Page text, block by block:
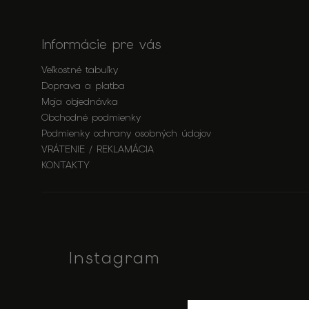
Informácie pre vás
Veľkostné tabuľky
Doprava a platba
Moja objednávka
Obchodné podmienky
Podmienky ochrany osobných údajov
VRÁTENIE / REKLAMÁCIA
KONTAKTY
Instagram